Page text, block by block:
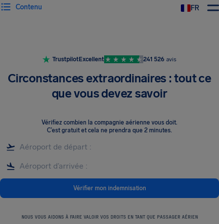
FR
Contenu
TrustpilotExcellent 241 526 avis
Circonstances extraordinaires : tout ce
que vous devez savoir
Vérifiez combien la compagnie aérienne vous doit.
C’est gratuit et cela ne prendra que 2 minutes.
Vérifier mon indemnisation
NOUS VOUS AIDONS À FAIRE VALOIR VOS DROITS EN TANT QUE PASSAGER AÉRIEN